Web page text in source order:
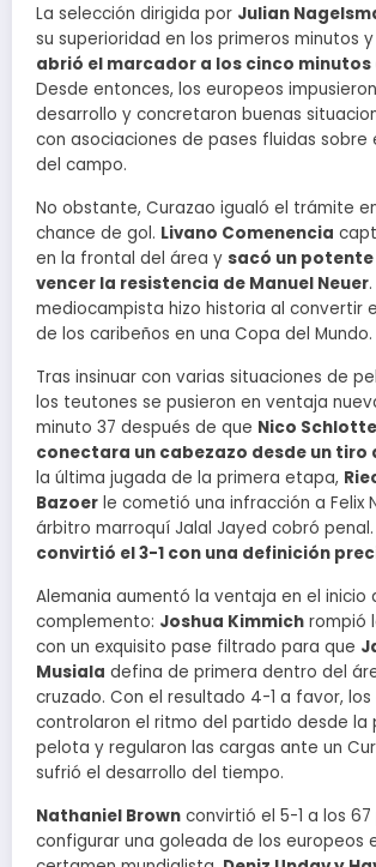
La selección dirigida por Julian
su superioridad en los primeros minutos y
abrió el marcador a los cinco
Desde entonces, los europeos
desarrollo y concretaron buenas
con asociaciones de pases fluidas sobre
del campo.
No obstante, Curazao igualó el trámite
chance de gol. Livano Comenencia
en la frontal del área y sacó un
vencer la resistencia de Manuel Neuer.
mediocampista hizo historia al convertir
de los caribeños en una Copa del Mundo.
Tras insinuar con varias situaciones de
los teutones se pusieron en ventaja
minuto 37 después de que Nico
conectara un cabezazo desde un tiro
la última jugada de la primera etapa,
Bazoer le cometió una infracción a Felix
árbitro marroquí Jalal Jayed cobró penal.
convirtió el 3-1 con una definición
Alemania aumentó la ventaja en el inicio
complemento: Joshua Kimmich rompió
con un exquisito pase filtrado para que
Musiala defina de primera dentro del
cruzado. Con el resultado 4-1 a favor,
controlaron el ritmo del partido desde la
pelota y regularon las cargas ante un
sufrió el desarrollo del tiempo.
Nathaniel Brown convirtió el 5-1 a los
configurar una goleada de los europeos